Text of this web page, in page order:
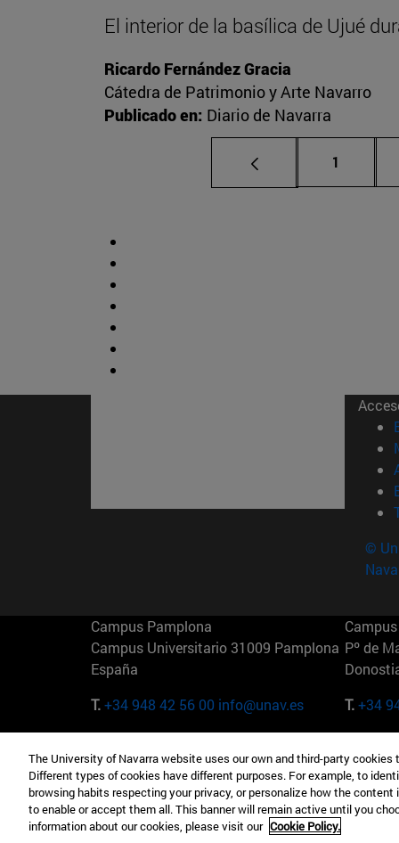
El interior de la basílica de Ujué
Ricardo Fernández Gracia
Cátedra de Patrimonio y Arte Navarro
Publicado en: Diario de Navarra
Página
1
©
Campus Pamplona
Campus Universitario 31009 Pamplona
España
T.+34 948 42 56 00 info@unav.es
Pº de
T.+34
Camino del Cerro Águila 3 28023
Madrid España
T.+34 912 11 30 00
165 W
EE.UU
T.+1
The University of Navarra website uses our own and third-party
Different types of cookies have different purposes. For example, to
browsing habits respecting your privacy, or personalize how the
to enable or accept them all. This banner will remain active until you
information about our cookies, please visit our Cookie Policy.